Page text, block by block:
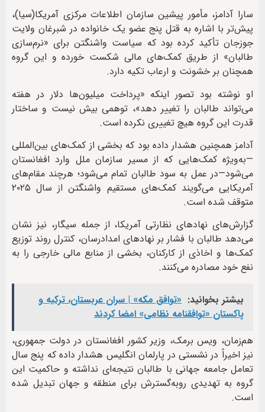
سارا آدامز، مأمور پیشین سازمان اطلاعات مرکزی آمریکا(سیا)،
پیش‌تر با اشاره به قتل پنج عضو یک خانواده در شبرغان ولایت
جوزجان تأکید کرده بود که سیاست واشنگتن برای «نرم‌سازی
طالبان» از طریق کمک‌های مالی شکست خورده و این گروه
همچنان بر خشونت و ارعاب تکیه دارد.
او نوشته بود تصور اینکه «پرداخت میلیون‌ها دلار در هفته
می‌تواند طالبان را تغییر دهد»، توهمی بیش نیست و ساختار
قدرت این گروه هیچ تغییری نکرده است.
آدامز همچنین هشدار داده بود که بخشی از کمک‌های بین‌المللی
—به‌ویژه کمک‌هایی که از مسیر سازمان ملل وارد افغانستان
می‌شود—در عمل به سود طالبان تمام می‌شود؛ هرچند مقام‌های
آمریکایی می‌گویند کمک‌های مستقیم واشنگتن از سال ۲۰۲۵
متوقف شده است.
گزارش‌های نهادهای نظارتی آمریکا، از جمله سیگار، نیز نشان
می‌دهد طالبان با فشار بر نهادهای امدادرسان، کنترل روند توزیع
کمک‌ها و اخاذی از کارکنان، بخشی از منابع مالی خارجی را به
نفع خود مصادره می‌کنند.
بیشتر بخوانید: «توافق مکه» | سران عربستان، ترکیه و
پاکستان «توافقنامه نظامی» امضا کردند
هم‌زمان، ویس برمک، وزیر کشور افغانستان در دولت جمهوری،
نیز اخیراً در نشستی در پارلمان انگلیس هشدار داده که پنج سال
تعامل جامعه جهانی با طالبان نتیجه‌ای نداشته و حاکمیت این
گروه به تهدیدی رو‌به‌گسترش برای منطقه و جهان تبدیل شده
است.